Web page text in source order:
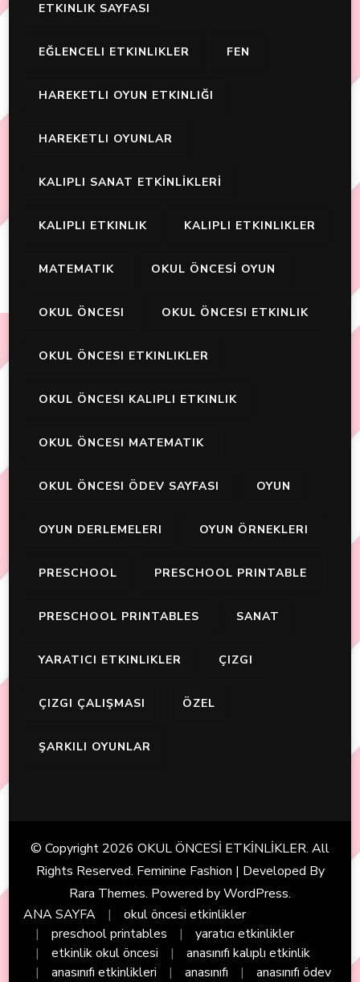
ETKINLIK SAYFASI
EĞLENCELI ETKINLIKLER FEN
HAREKETLI OYUN ETKINLIĞI
HAREKETLI OYUNLAR
KALIPLI SANAT ETKİNLİKLERİ
KALIPLI ETKINLIK KALIPLI ETKINLIKLER
MATEMATIK OKUL ÖNCESİ OYUN
OKUL ÖNCESI OKUL ÖNCESI ETKINLIK
OKUL ÖNCESI ETKINLIKLER
OKUL ÖNCESI KALIPLI ETKINLIK
OKUL ÖNCESI MATEMATIK
OKUL ÖNCESI ÖDEV SAYFASI OYUN
OYUN DERLEMELERI OYUN ÖRNEKLERI
PRESCHOOL PRESCHOOL PRINTABLE
PRESCHOOL PRINTABLES SANAT
YARATICI ETKINLIKLER ÇIZGI
ÇIZGI ÇALIŞMASI ÖZEL
ŞARKILI OYUNLAR
© Copyright 2026 OKUL ÖNCESİ ETKİNLİKLER. All
Rights Reserved. Feminine Fashion | Developed By
Rara Themes. Powered byWordPress.
ANA SAYFA
okul öncesi etkinlikler
preschool printables
yaratıcı etkinlikler
etkinlik okul öncesi
anasınıfı kalıplı etkinlik
anasınıfı etkinlikleri
anasınıfı anasınıfı ödev